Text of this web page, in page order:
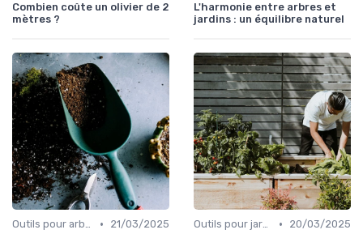
Combien coûte un olivier de 2
mètres ?
L'harmonie entre arbres et
jardins : un équilibre naturel
Outils pour arbres et arbustes •
21/03/2025
Outils pour jardinage urbain •
20/03/2025